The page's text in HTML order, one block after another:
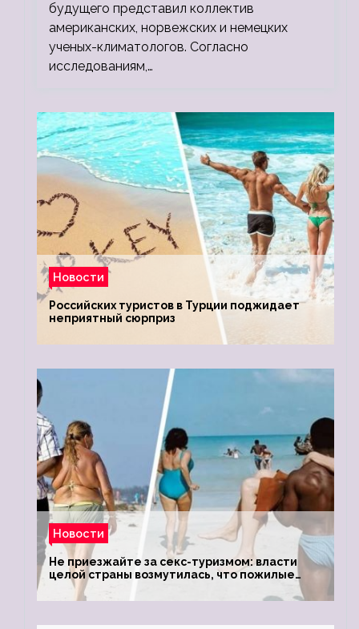
будущего представил коллектив
американских, норвежских и немецких
ученых-климатологов. Согласно
исследованиям,…
Новости
Российских туристов в Турции поджидает
неприятный сюрприз
Новости
Не приезжайте за секс-туризмом: власти
целой страны возмутилась, что пожилые
туристки массово едут к ним, чтобы
обзавестись молодыми любовниками